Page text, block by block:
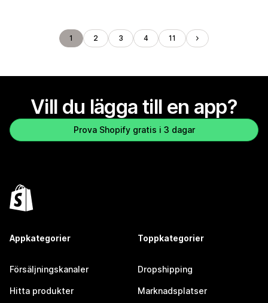
1 2 3 4 11
Vill du lägga till en app?
Prova Shopify gratis i 3 dagar
Appkategorier
Försäljningskanaler
Hitta produkter
Toppkategorier
Dropshipping
Marknadsplatser